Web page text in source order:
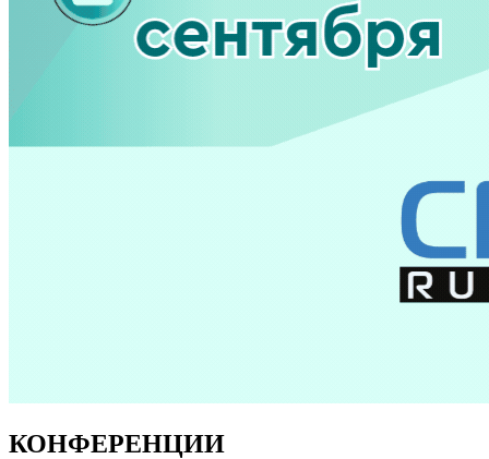
КОНФЕРЕНЦИИ